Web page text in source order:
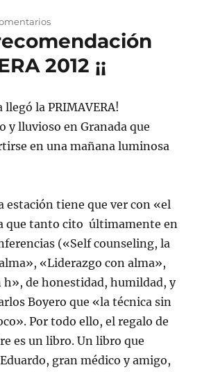
en
Regalo
recomendación
VERANO
2012 ¡¡
llegó la PRIMAVERA!
y lluvioso en Granada que
en una mañana luminosa
estación tiene que ver con «el
que tanto cito últimamente en
(«Self counseling, la
«Liderazgo con alma»,
h», de honestidad, humildad, y
Boyero que «la técnica sin
Por todo ello, el regalo de
es un libro. Un libro que
gran médico y amigo,